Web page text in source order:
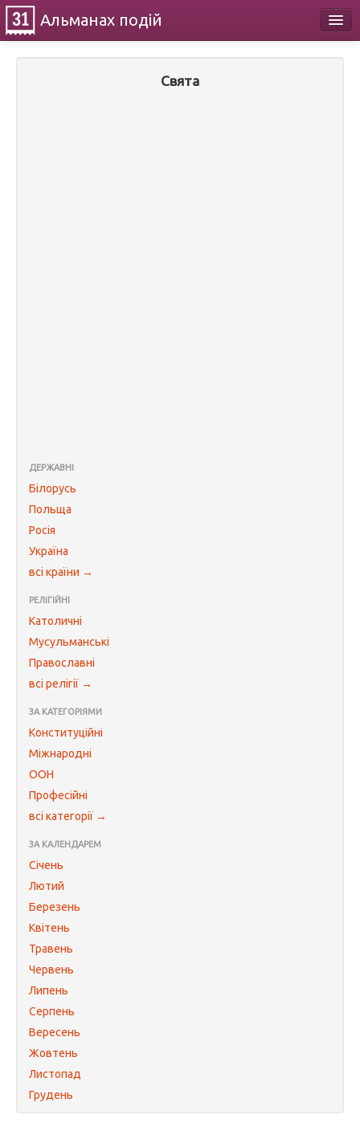
Альманах подій
Свята
ДЕРЖАВНІ
Білорусь
Польща
Росія
Україна
всі країни →
РЕЛІГІЙНІ
Католичні
Мусульманські
Православні
всі релігії →
ЗА КАТЕГОРІЯМИ
Конституційні
Міжнародні
ООН
Професійні
всі категорії →
ЗА КАЛЕНДАРЕМ
Січень
Лютий
Березень
Квітень
Травень
Червень
Липень
Серпень
Вересень
Жовтень
Листопад
Грудень